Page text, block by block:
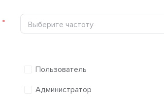
Выберите частоту
Пользователь
Администратор